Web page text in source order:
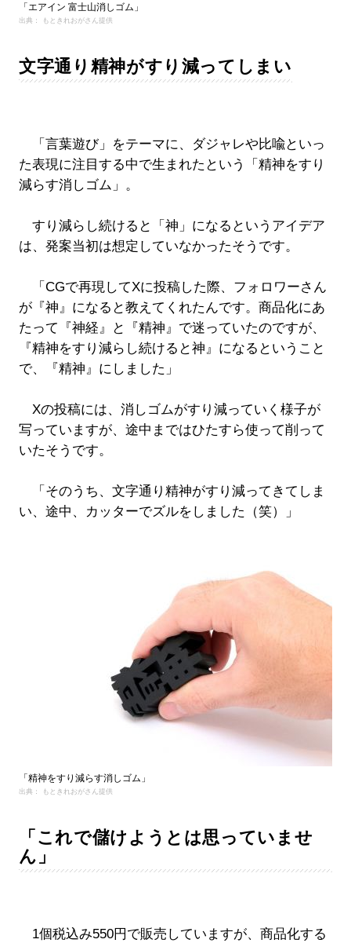
「エアイン 富士山消しゴム」
出典： もときれおがさん提供
文字通り精神がすり減ってしまい
「言葉遊び」をテーマに、ダジャレや比喩といっ
た表現に注目する中で生まれたという「精神をすり
減らす消しゴム」。
すり減らし続けると「神」になるというアイデア
は、発案当初は想定していなかったそうです。
「CGで再現してXに投稿した際、フォロワーさん
が『神』になると教えてくれたんです。商品化にあ
たって『神経』と『精神』で迷っていたのですが、
『精神をすり減らし続けると神』になるということ
で、『精神』にしました」
Xの投稿には、消しゴムがすり減っていく様子が
写っていますが、途中まではひたすら使って削って
いたそうです。
「そのうち、文字通り精神がすり減ってきてしま
い、途中、カッターでズルをしました（笑）」
「精神をすり減らす消しゴム」
出典： もときれおがさん提供
「これで儲けようとは思っていませ
ん」
1個税込み550円で販売していますが、商品化する